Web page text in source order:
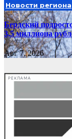
Новости региона
Бердский
3,5 миллиона
Авг 7, 2026
РЕКЛАМА